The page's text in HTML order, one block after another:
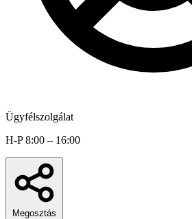
Ügyfélszolgálat
H-P 8:00 – 16:00
Megosztás